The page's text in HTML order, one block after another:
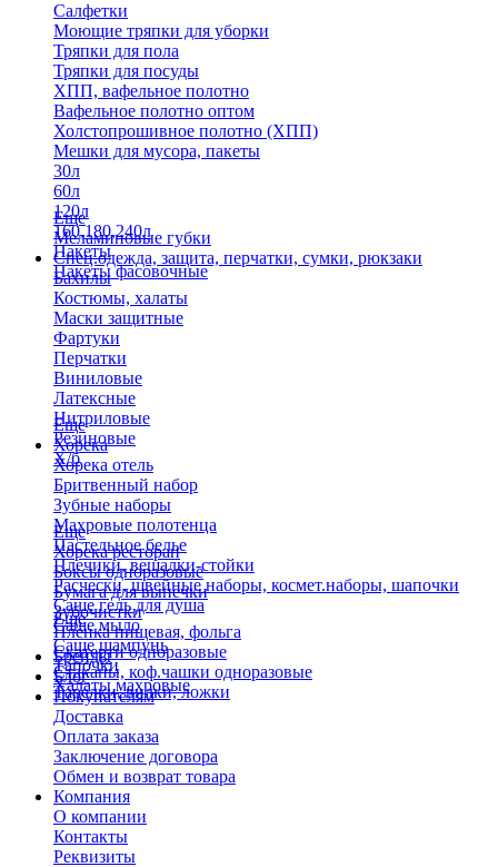
Салфетки
Моющие тряпки для уборки
Тряпки для пола
Тряпки для посуды
ХПП, вафельное полотно
Вафельное полотно оптом
Холстопрошивное полотно (ХПП)
Мешки для мусора, пакеты
30л
60л
120л
160,180,240л
Пакеты
Пакеты фасовочные
Еще
Меламиновые губки
Спец.одежда, защита, перчатки, сумки, рюкзаки
Бахилы
Костюмы, халаты
Маски защитные
Фартуки
Перчатки
Виниловые
Латексные
Нитриловые
Резиновые
Х/б
Еще
Хорека
Хорека отель
Бритвенный набор
Зубные наборы
Махровые полотенца
Пастельное белье
Плечики, вешалки-стойки
Расчески, швейные наборы, космет.наборы, шапочки
Саше гель для душа
Саше мыло
Саше шампунь
Тапочки
Халаты махровые
Еще
Хорека ресторан
Боксы одноразовые
Бумага для выпечки
Зубочистки
Пленка пищевая, фольга
Скатерти одноразовые
Стаканы, коф.чашки одноразовые
Тарелки, вилки, ложки
Еще
Бренды
Блог
Покупателям
Доставка
Оплата заказа
Заключение договора
Обмен и возврат товара
Компания
О компании
Контакты
Реквизиты